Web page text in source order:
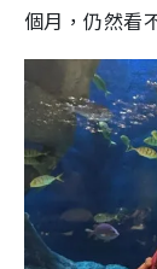
個月，仍然看